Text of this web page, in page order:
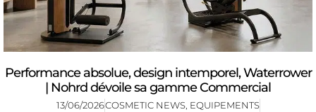
Performance absolue, design intemporel, Waterrower
| Nohrd dévoile sa gamme Commercial
13/06/2026COSMETIC NEWS, EQUIPEMENTS